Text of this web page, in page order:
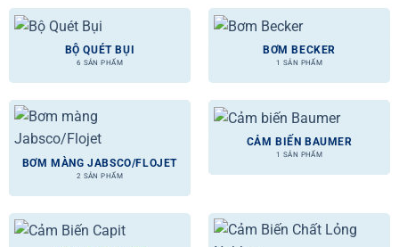
BỘ QUÉT BỤI
6 SẢN PHẨM
BƠM BECKER
1 SẢN PHẨM
BƠM MÀNG JABSCO/FLOJET
2 SẢN PHẨM
CẢM BIẾN BAUMER
1 SẢN PHẨM